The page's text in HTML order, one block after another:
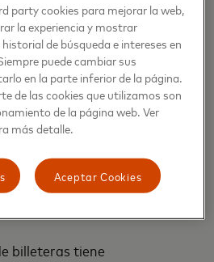
espacio en el
colombiano. Normalmente en
estas billeteras resguardan
tarjetas débito o crédito del
su libre uso a través de su
fácil o biométrica.
la manipulación constante
en un solo lugar las
billeteras tiene
party cookies para mejorar la web,
la experiencia y mostrar
de búsqueda e intereses en
puede cambiar sus
en la parte inferior de la página.
de las cookies que utilizamos son
de la página web. Ver
más detalle.
Aceptar Cookies